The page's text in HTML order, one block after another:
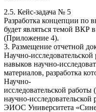
2.5. Кейс-задача № 5
Разработка концепции
будет являться темой ВКР
(Приложение 4).
3. Размещение отчетной
Научно-
навыков научно-
материалов, разработка
Научно-
исследовательской
научно-
ЭИОС Университета